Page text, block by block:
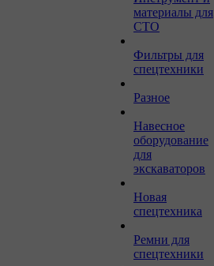
материалы для
СТО
Фильтры для
спецтехники
Разное
Навесное
оборудование
для
экскаваторов
Новая
спецтехника
Ремни для
спецтехники